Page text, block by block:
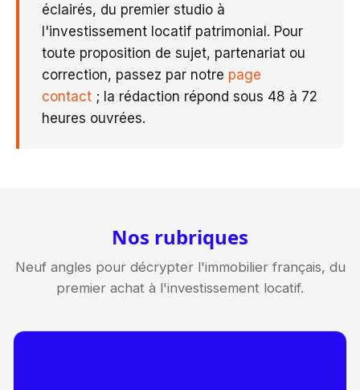
éclairés, du premier studio à
l'investissement locatif patrimonial. Pour
toute proposition de sujet, partenariat ou
correction, passez par notre page
contact ; la rédaction répond sous 48 à 72
heures ouvrées.
Nos rubriques
Neuf angles pour décrypter l'immobilier français, du
premier achat à l'investissement locatif.